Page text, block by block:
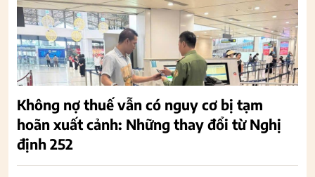
Không nợ thuế vẫn có nguy cơ bị tạm
hoãn xuất cảnh: Những thay đổi từ Nghị
định 252